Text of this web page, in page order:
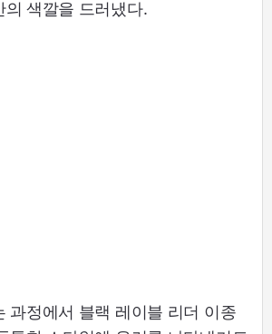
의 색깔을 드러냈다.
과정에서 블랙 레이블 리더 이종